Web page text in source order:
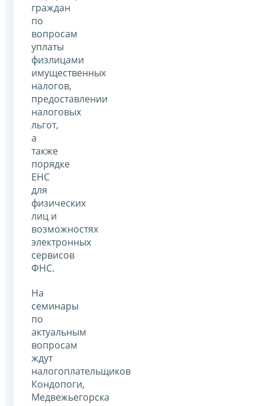
граждан
по
вопросам
уплаты
физлицами
имущественных
налогов,
предоставлении
налоговых
льгот,
а
также
порядке
ЕНС
для
физических
лиц и
возможностях
электронных
сервисов
ФНС.
На
семинары
по
актуальным
вопросам
ждут
налогоплательщиков
Кондопоги,
Медвежьегорска